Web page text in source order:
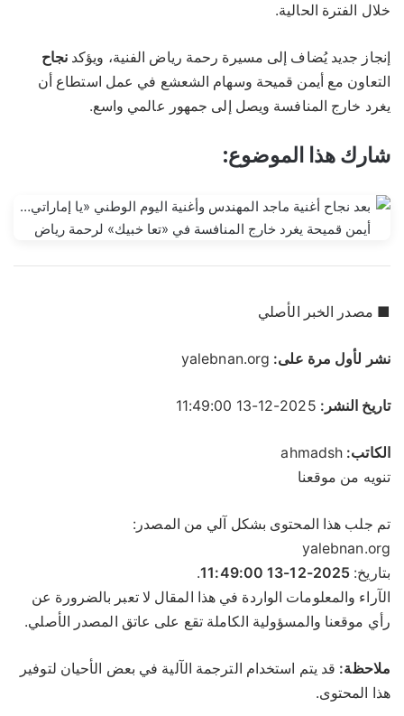
خلال الفترة الحالية.
إنجاز جديد يُضاف إلى مسيرة رحمة رياض الفنية، ويؤكدنجاح
التعاون مع أيمن قميحة وسهام الشعشع في عمل استطاع أن
يغرد خارج المنافسة ويصل إلى جمهور عالمي واسع.
شارك هذا الموضوع:
■ مصدر الخبر الأصلي
نشر لأول مرة على: yalebnan.org
تاريخ النشر: 2025-12-13 11:49:00
الكاتب: ahmadsh
تنويه من موقعنا
تم جلب هذا المحتوى بشكل آلي من المصدر:
yalebnan.org
بتاريخ: 2025-12-13 11:49:00
.
الآراء والمعلومات الواردة في هذا المقال لا تعبر بالضرورة عن
رأي موقعنا والمسؤولية الكاملة تقع على عاتق المصدر الأصلي.
ملاحظة: قد يتم استخدام الترجمة الآلية في بعض الأحيان لتوفير
هذا المحتوى.